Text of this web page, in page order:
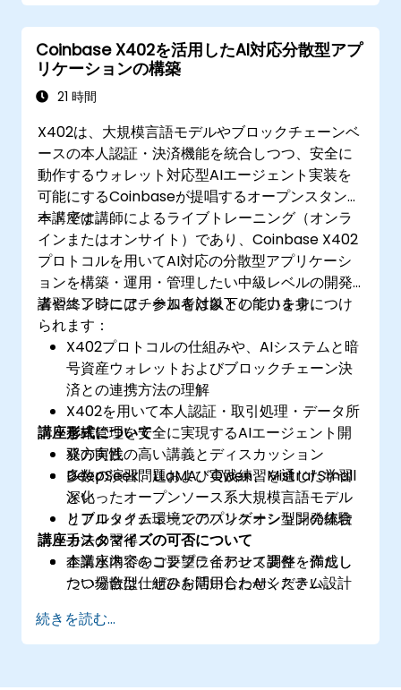
コントラクト（例：SolidityやChaincode）
を書き、コンパイルし、デプロイする。
トークン化の実装：ERC-20/ERC-721/ERC-
1155のトークン標準をエンジニアリングし、
現実世界のアセット（請求書や在庫）をオン
Web2とWeb3の橋渡し：オーラクル（例：
Chainlink）を使用して統合レイヤーを設計
し、オフチェーンデータ（ロジスティクスAPI
など）を取得してオンチェーン決済を発動さ
せる。
Coinbase X402を活用したAI対応分散型アプ
リケーションの構築
21 時間
X402は、大規模言語モデルやブロックチェーンベ
ースの本人認証・決済機能を統合しつつ、安全に
動作するウォレット対応型AIエージェント実装を
可能にするCoinbaseが提唱するオープンスタンダ
ードです。
本講座は講師によるライブトレーニング（オンラ
インまたはオンサイト）であり、Coinbase X402
プロトコルを用いてAI対応の分散型アプリケーシ
ョンを構築・運用・管理したい中級レベルの開発
者やエンジニアチームを対象としています。
講習終了時には、参加者は以下の能力を身につけ
られます：
X402プロトコルの仕組みや、AIシステムと暗
号資産ウォレットおよびブロックチェーン決
済との連携方法の理解
X402を用いて本人認証・取引処理・データ所
有権管理を安全に実現するAIエージェント開
発の実践
DeepSeek、LLaMA、Qwen、Mistral Small
といったオープンソース系大規模言語モデル
とブロックチェーンアプリケーションの統合
手法の習得
企業水準でのコンプライアンス要件を満たし
つつ分散型仕組みを活用したAIシステム設計
講座形式について
双方向性の高い講義とディスカッション
多数の演習問題および実践練習を通じた学習
深化
リアルタイム環境でのハンズオン型開発体験
講座カスタマイズの可否について
本講座内容をご要望に合わせて調整・作成し
たい場合は、ぜひお問い合わせください。
続きを読む...